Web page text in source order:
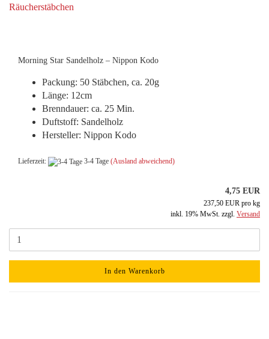
Morning Star Sandelholz – Nippon Kodo
Packung: 50 Stäbchen, ca. 20g
Länge: 12cm
Brenndauer: ca. 25 Min.
Duftstoff: Sandelholz
Hersteller: Nippon Kodo
Lieferzeit: 3-4 Tage (Ausland abweichend)
4,75 EUR
237,50 EUR pro kg
inkl. 19% MwSt. zzgl. Versand
In den Warenkorb